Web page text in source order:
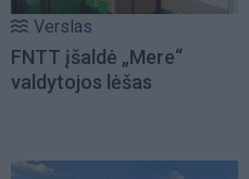
Verslas
FNTT įšaldė „Mere“
valdytojos lėšas